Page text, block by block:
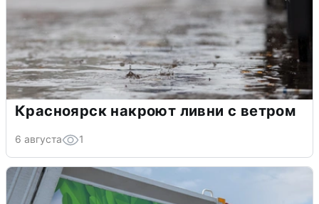
Красноярск накроют ливни с ветром
6 августа 1